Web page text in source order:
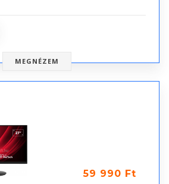
MEGNÉZEM
59 990 Ft